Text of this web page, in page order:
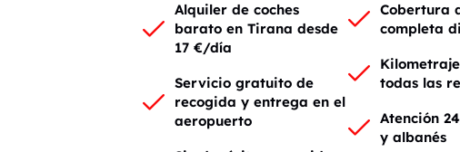
Alquiler de coches
barato en Tirana desde
17 €/día
Servicio gratuito de
recogida y entrega en el
aeropuerto
Cobertura
completa
todas las
Atención
y albanés